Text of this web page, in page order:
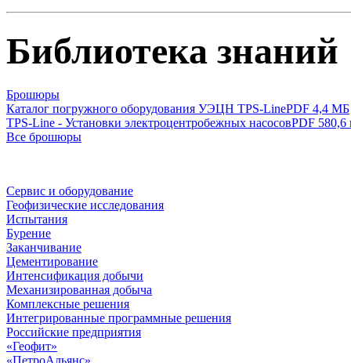
Библиотека знаний
Брошюры
Каталог погружного оборудования УЭЦН TPS-LinePDF 4,4 МБ
TPS-Line - Установки электроцентробежных насосовPDF 580,6
Все брошюры
Сервис и оборудование
Геофизические исследования
Испытания
Бурение
Заканчивание
Цементирование
Интенсификация добычи
Механизированная добыча
Комплексные решения
Интегрированные программные решения
Российские предприятия
«Геофит»